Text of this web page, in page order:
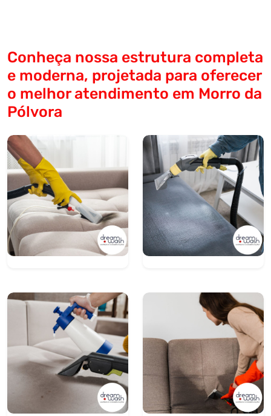
Conheça nossa estrutura completa
e moderna, projetada para oferecer
o melhor atendimento em Morro da
Pólvora